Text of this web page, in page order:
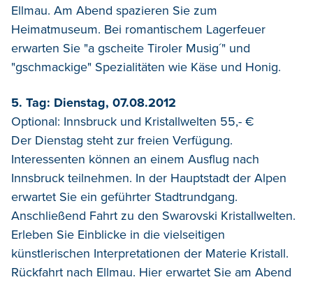
Ellmau. Am Abend spazieren Sie zum
Heimatmuseum. Bei romantischem Lagerfeuer
erwarten Sie "a gscheite Tiroler Musig´" und
"gschmackige" Spezialitäten wie Käse und Honig.
5. Tag: Dienstag, 07.08.2012
Optional: Innsbruck und Kristallwelten 55,- €
Der Dienstag steht zur freien Verfügung.
Interessenten können an einem Ausflug nach
Innsbruck teilnehmen. In der Hauptstadt der Alpen
erwartet Sie ein geführter Stadtrundgang.
Anschließend Fahrt zu den Swarovski Kristallwelten.
Erleben Sie Einblicke in die vielseitigen
künstlerischen Interpretationen der Materie Kristall.
Rückfahrt nach Ellmau. Hier erwartet Sie am Abend